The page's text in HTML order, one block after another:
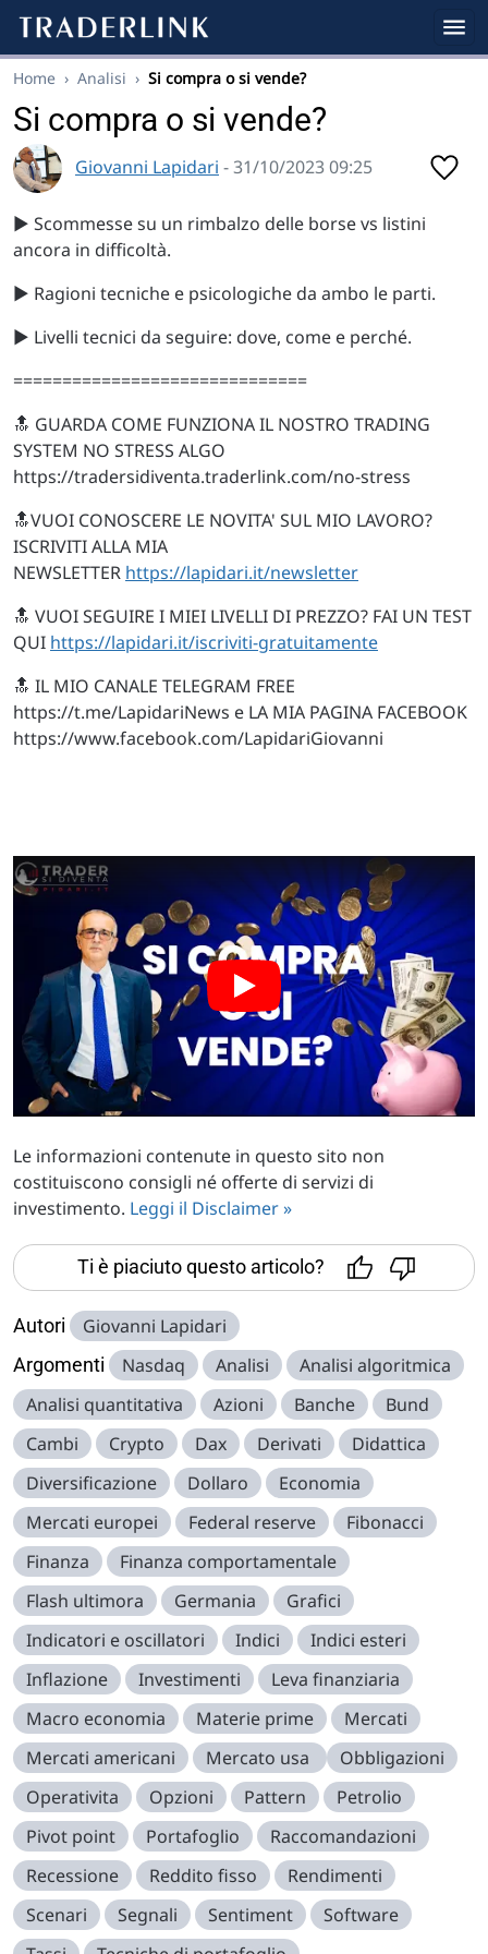
Home › Analisi › Si compra o si vende?
Si compra o si vende?
Giovanni Lapidari - 31/10/2023 09:25
▶️ Scommesse su un rimbalzo delle borse vs listini
ancora in difficoltà.
▶️ Ragioni tecniche e psicologiche da ambo le parti.
▶️ Livelli tecnici da seguire: dove, come e perché.
==============================
🔝 GUARDA COME FUNZIONA IL NOSTRO TRADING
SYSTEM NO STRESS ALGO
https://tradersidiventa.traderlink.com/no-stress
🔝VUOI CONOSCERE LE NOVITA' SUL MIO LAVORO?
ISCRIVITI ALLA MIA
NEWSLETTER https://lapidari.it/newsletter
🔝 VUOI SEGUIRE I MIEI LIVELLI DI PREZZO? FAI UN TEST
QUI https://lapidari.it/iscriviti-gratuitamente
🔝 IL MIO CANALE TELEGRAM FREE
https://t.me/LapidariNews e LA MIA PAGINA FACEBOOK
https://www.facebook.com/LapidariGiovanni
Le informazioni contenute in questo sito non
costituiscono consigli né offerte di servizi di
investimento. Leggi il Disclaimer »
Ti è piaciuto questo articolo?
Autori Giovanni Lapidari
Argomenti Nasdaq Analisi
Analisi algoritmica
Analisi quantitativa
Azioni Banche
Bund
Cambi
Crypto Dax Derivati
Didattica
Diversificazione
Dollaro
Economia
Mercati europei
Federal reserve
Fibonacci
Finanza
Finanza comportamentale
Flash ultimora
Germania
Grafici
Indicatori e oscillatori
Indici
Indici esteri
Inflazione
Investimenti
Leva finanziaria
Macro economia
Materie prime
Mercati
Mercati americani
Mercato usa
Obbligazioni
Operativita
Opzioni Pattern
Petrolio
Pivot point
Portafoglio
Raccomandazioni
Recessione
Reddito fisso
Rendimenti
Scenari
Segnali Sentiment
Software